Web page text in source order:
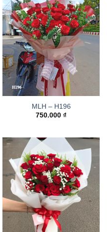
MLH – H196
750.000 ₫